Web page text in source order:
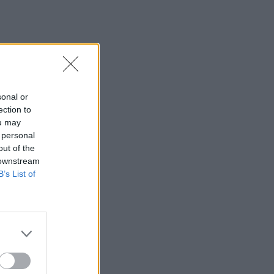
or
to
may
of the
List of